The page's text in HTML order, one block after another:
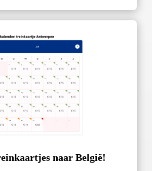
naar België!